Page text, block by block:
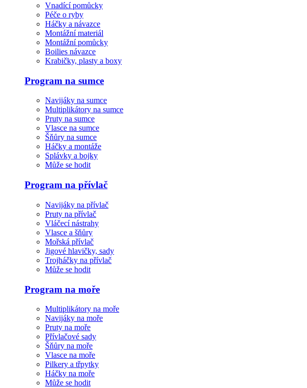
Vnadící pomůcky
Péče o ryby
Háčky a návazce
Montážní materiál
Montážní pomůcky
Boilies návazce
Krabičky, plasty a boxy
Program na sumce
Navijáky na sumce
Multiplikátory na sumce
Pruty na sumce
Vlasce na sumce
Šňůry na sumce
Háčky a montáže
Splávky a bojky
Může se hodit
Program na přívlač
Navijáky na přívlač
Pruty na přívlač
Vláčecí nástrahy
Vlasce a šňůry
Mořská přívlač
Jigové hlavičky, sady
Trojháčky na přívlač
Může se hodit
Program na moře
Multiplikátory na moře
Navijáky na moře
Pruty na moře
Přívlačové sady
Šňůry na moře
Vlasce na moře
Pilkery a třpytky
Háčky na moře
Může se hodit